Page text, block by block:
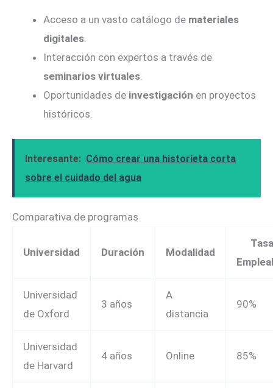
Acceso a un vasto catálogo de materiales
digitales
Interacción con expertos a través de
seminarios virtuales
Oportunidades de investigación en proyectos
históricos.
Interesante: Cómo crear una historieta corta
sobre el cuidado del agua
Comparativa de programas
Universidad Duración Modalidad
Universidad
de Oxford
3 años
A
distancia
90%
Universidad
de Harvard
4 años Online 85%